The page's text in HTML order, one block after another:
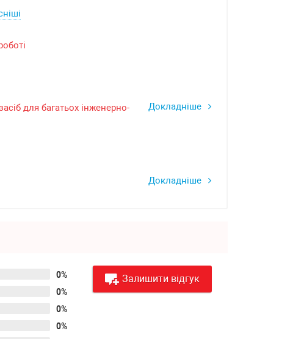
Докладніше
для багатьох інженерно-
Докладніше
0%
0%
0%
0%
Залишити відгук